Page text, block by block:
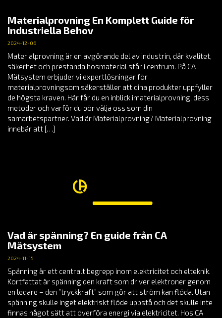
Materialprovning En Komplett Guide för
Industriella Behov
2024-12-06
Materialprovning är en avgörande del av industrin, där kvalitet,
säkerhet och prestanda hosmaterial står i centrum. På CA
Mätsystem erbjuder vi expertlösningar för
materialprovningsom säkerställer att dina produkter uppfyller
de högsta kraven. Här får du en inblick imaterialprovning, dess
metoder och varför du bör välja oss som din
samarbetspartner. Vad är Materialprovning? Materialprovning
innebär att […]
Vad är spänning? En guide från CA
Mätsystem
2024-11-15
Spänning är ett centralt begrepp inom elektricitet och elteknik.
Kortfattat är spänning den kraft som driver elektroner genom
en ledare – den ”tryckkraft” som gör att ström kan flöda. Utan
spänning skulle inget elektriskt flöde uppstå och det skulle inte
finnas något sätt att överföra energi via elektricitet. Hos CA